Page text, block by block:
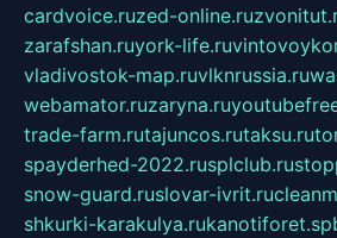
cardvoice.ruzed-online.ru
zarafshan.ruyork-life.ru
vladivostok-map.ruvlknrussia.ru
webamator.ruzaryna.ru
trade-farm.rutajuncos.rutaksu.ru
spayderhed-2022.rusplclub.ru
snow-guard.ruslovar-ivrit.ru
shkurki-karakulya.ru